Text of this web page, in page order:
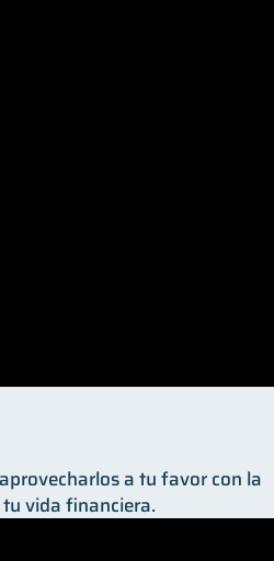
a tu favor con la
tu vida financiera.